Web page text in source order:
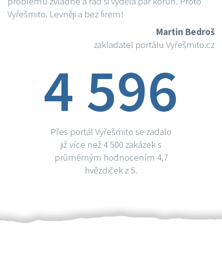
Vyřešmito. Levněji a bez firem!
Martin Bedroš
zakladatel portálu Vyřešmito.cz
4 596
Přes portál Vyřešmito se zadalo
již více než 4 500 zakázek s
průměrným hodnocením 4,7
hvězdiček z 5.